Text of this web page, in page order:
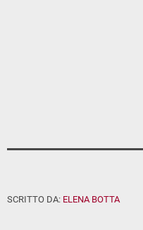
SCRITTO DA: ELENA BOTTA